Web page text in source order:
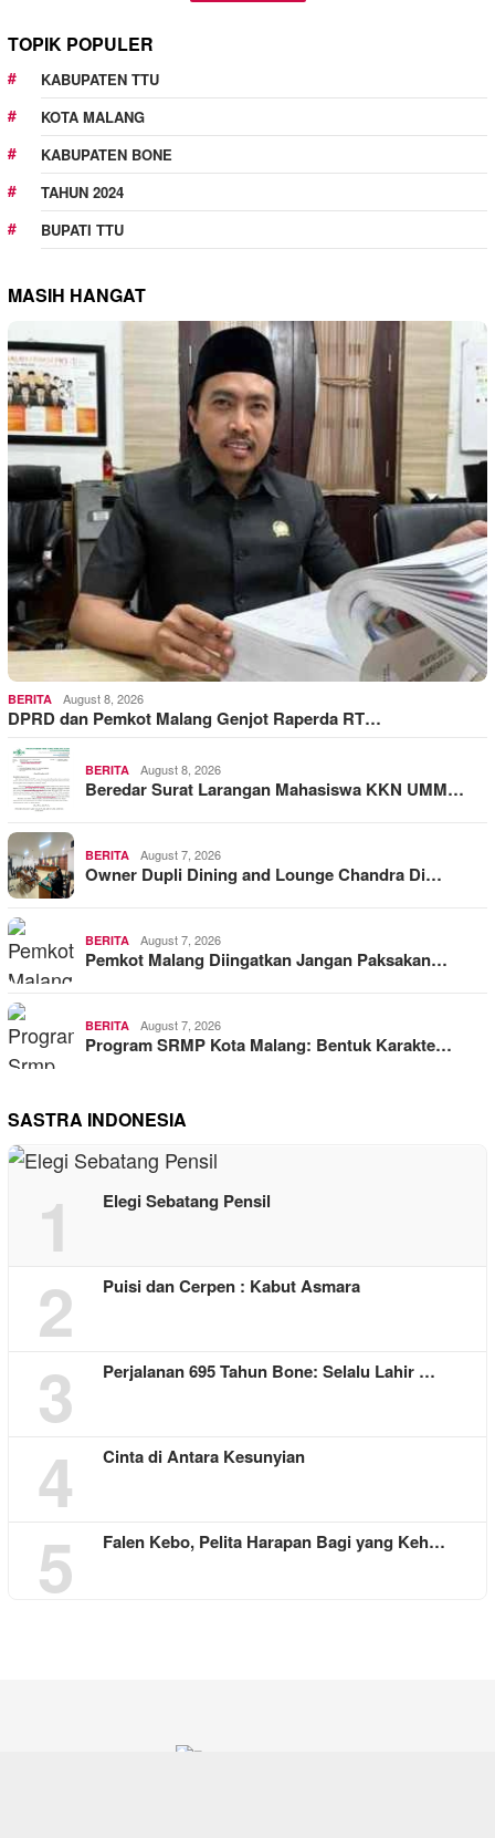
TOPIK POPULER
KABUPATEN TTU
KOTA MALANG
KABUPATEN BONE
TAHUN 2024
BUPATI TTU
MASIH HANGAT
BERITA August 8, 2026
DPRD dan Pemkot Malang Genjot Raperda RT…
BERITA August 8, 2026
Beredar Surat Larangan Mahasiswa KKN UMM…
BERITA August 7, 2026
Owner Dupli Dining and Lounge Chandra Di…
BERITA August 7, 2026
Pemkot Malang Diingatkan Jangan Paksakan…
BERITA August 7, 2026
Program SRMP Kota Malang: Bentuk Karakte…
SASTRA INDONESIA
1 Elegi Sebatang Pensil
2 Puisi dan Cerpen : Kabut Asmara
3 Perjalanan 695 Tahun Bone: Selalu Lahir …
4 Cinta di Antara Kesunyian
5 Falen Kebo, Pelita Harapan Bagi yang Keh…